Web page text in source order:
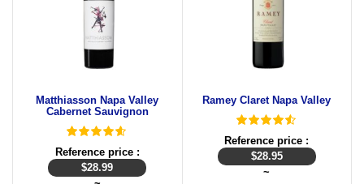
Matthiasson Napa Valley
Cabernet Sauvignon
Reference price :
$28.99
Ramey Claret Napa Valley
Reference price :
$28.95
~